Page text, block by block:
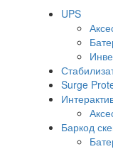
UPS
Surge
Баркод